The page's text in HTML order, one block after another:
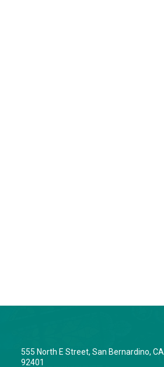
555 North E Street, San Bernardino, CA
92401